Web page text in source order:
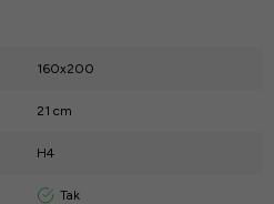
160x200
21 cm
H4
Tak